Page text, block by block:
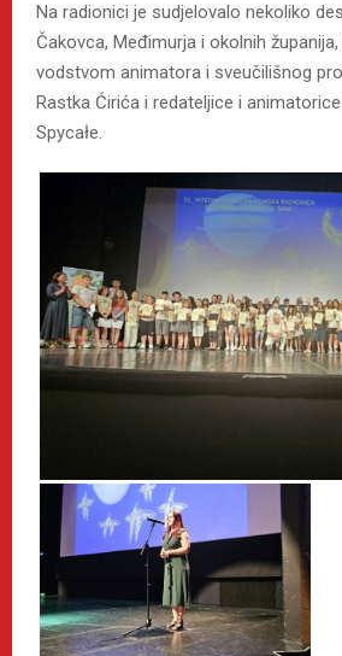
Na radionici je sudjelovalo nekoliko
Čakovca, Međimurja i okolnih
vodstvom animatora i sveučilišnog
Rastka Ćirića i redateljice i
Spycałe.